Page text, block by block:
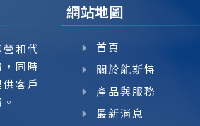
和代
同時
客戶
網站地圖
首頁
關於能斯特
產品與服務
最新消息